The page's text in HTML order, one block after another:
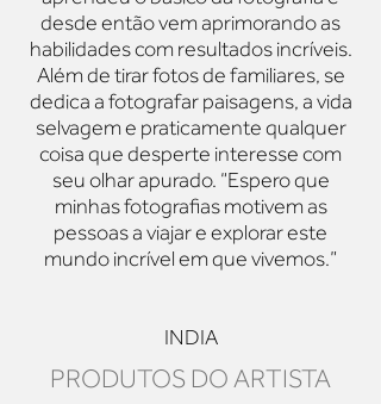
desde então vem aprimorando as
habilidades com resultados incríveis.
Além de tirar fotos de familiares, se
dedica a fotografar paisagens, a vida
selvagem e praticamente qualquer
coisa que desperte interesse com
seu olhar apurado. “Espero que
minhas fotografias motivem as
pessoas a viajar e explorar este
mundo incrível em que vivemos.”
INDIA
PRODUTOS DO ARTISTA